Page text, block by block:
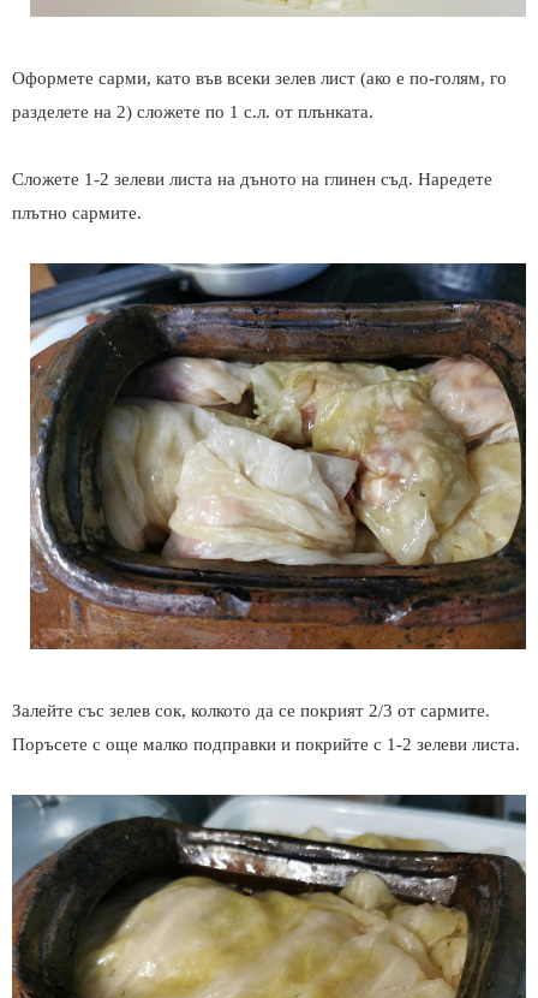
Оформете сарми, като във всеки зелев лист (ако е по-голям, го
разделете на 2) сложете по 1 с.л. от плънката.
Сложете 1-2 зелеви листа на дъното на глинен съд. Наредете
плътно сармите.
Залейте със зелев сок, колкото да се покрият 2/3 от сармите.
Поръсете с още малко подправки и покрийте с 1-2 зелеви листа.